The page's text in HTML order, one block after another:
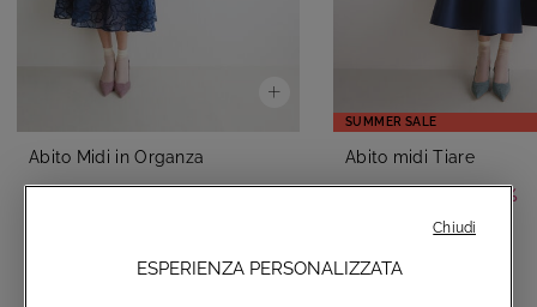
Abito Midi in Organza
SUMMER SALE
Abito midi Tiare
-50%
ESPERIENZA PERSONALIZZATA
Chiudi